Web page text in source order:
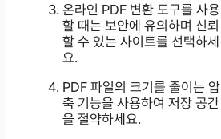
온라인 PDF 변환 도구를 사용
할 때는 보안에 유의하며 신뢰
할 수 있는 사이트를 선택하세
요.
PDF 파일의 크기를 줄이는 압
축 기능을 사용하여 저장 공간
을 절약하세요.